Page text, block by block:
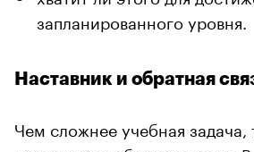
запланированного уровня.
Наставник и обратная
Чем сложнее учебная